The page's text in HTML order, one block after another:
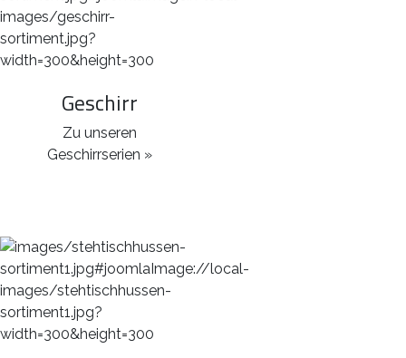
Geschirr
Zu unseren
Geschirrserien »